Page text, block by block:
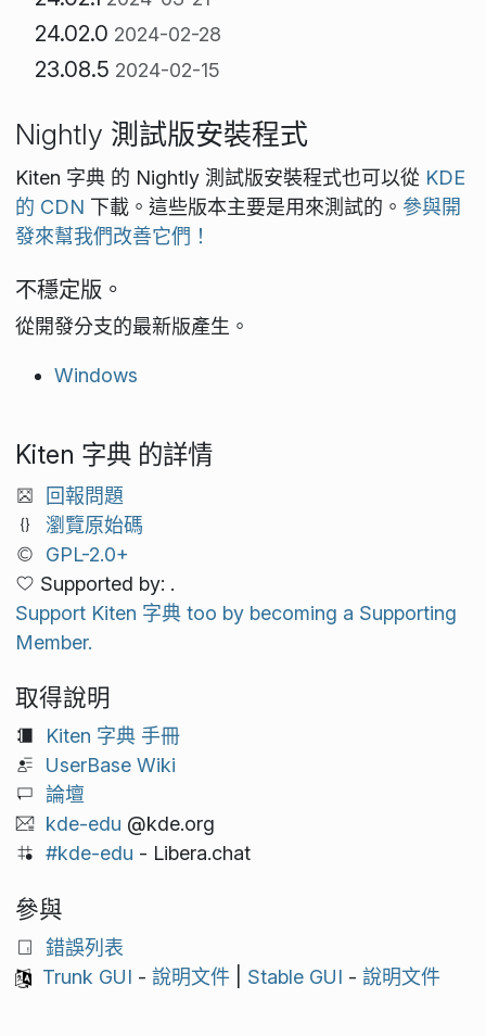
24.02.0 2024-02-28
23.08.5 2024-02-15
Nightly 測試版安裝程式
Kiten 字典 的 Nightly 測試版安裝程式也可以從 KDE
的 CDN 下載。這些版本主要是用來測試的。 參與開
發來幫我們改善它們！
不穩定版。
從開發分支的最新版產生。
Windows
Kiten 字典 的詳情
回報問題
瀏覽原始碼
GPL-2.0+
Supported by: .
Support Kiten 字典 too by becoming a Supporting
Member.
取得說明
Kiten 字典 手冊
UserBase Wiki
論壇
kde-edu @kde.org
#kde-edu - Libera.chat
參與
錯誤列表
Trunk GUI - 說明文件| Stable GUI - 說明文件